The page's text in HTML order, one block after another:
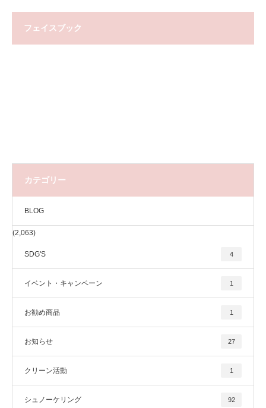
フェイスブック
カテゴリー
BLOG
(2,063)
SDG'S 4
イベント・キャンペーン 1
お勧め商品 1
お知らせ 27
クリーン活動 1
シュノーケリング 92